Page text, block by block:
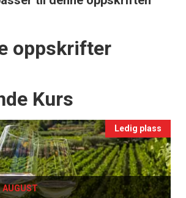
oppskrifter
Kurs
Ledig plass
AUGUST